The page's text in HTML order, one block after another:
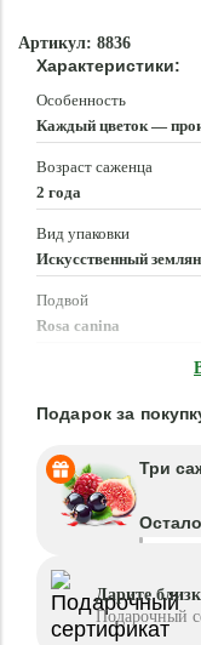
Артикул: 8836
Характеристики:
Особенность
Каждый цветок —
Возраст саженца
2 года
Вид упаковки
Искусственный
Подвой
Rosa canina
Подарок за
Три
Дарите
Подарочный